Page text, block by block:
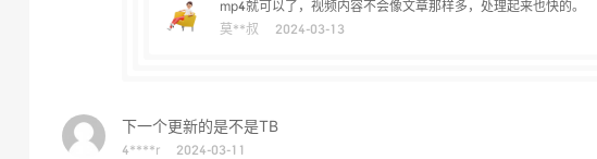
mp4就可以了，视频内容不会像文章那样多，处理起来也快的。
莫**叔
2024-03-13
下一个更新的是不是TB
4****r 2024-03-11